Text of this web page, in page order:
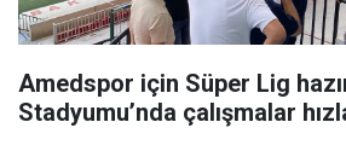
Amedspor için Süper Lig
Stadyumu’nda çalışmalar